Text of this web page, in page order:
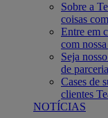
Sobre a
coisas
Entre em
com
Seja
de
Cases de
clientes
NOTÍCIAS